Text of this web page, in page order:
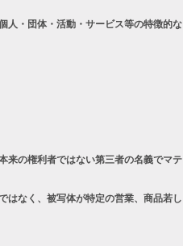
・団体・活動・サービス等の特徴的な
の権利者ではない第三者の名義でマテ
なく、被写体が特定の営業、商品若し